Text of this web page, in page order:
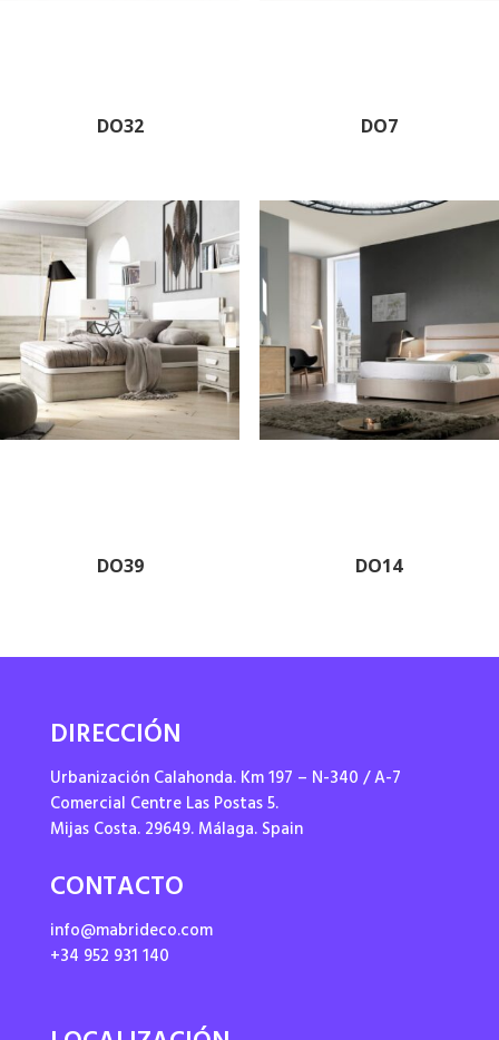
DO32 DO7
DO39 DO14
DIRECCIÓN
Urbanización Calahonda. Km 197 – N-340 / A-7
Comercial Centre Las Postas 5.
Mijas Costa. 29649. Málaga. Spain
CONTACTO
info@mabrideco.com
+34 952 931 140